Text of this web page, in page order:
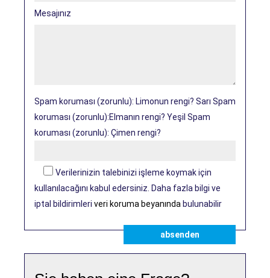
Mesajınız
Spam koruması (zorunlu): Limonun rengi? Sarı Spam
koruması (zorunlu):Elmanın rengi? Yeşil Spam
koruması (zorunlu): Çimen rengi?
Verilerinizin talebinizi işleme koymak için
kullanılacağını kabul edersiniz. Daha fazla bilgi ve
iptal bildirimleri veri koruma beyanında bulunabilir
absenden